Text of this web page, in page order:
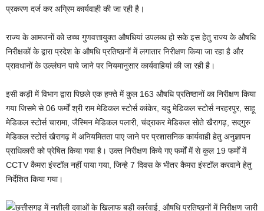
प्रकरण दर्ज कर अग्रिम कार्यवाही की जा रही है।
राज्य के आमजनों को उच्च गुणवत्तायुक्त औषधियां उपलब्ध हो सके इस हेतु राज्य के औषधि
निरीक्षकों के द्वारा प्रदेश के औषधि प्रतिष्ठानों में लगातार निरीक्षण किया जा रहा है और
प्रावधानों के उल्लंघन पाये जाने पर नियमानुसार कार्यवाहियां की जा रही है।
इसी कड़ी में विभाग द्वारा पिछले एक हफ्ते में कुल 163 औषधि प्रतिष्ठानों का निरीक्षण किया
गया जिसमे से 06 फर्मों श्री राम मेडिकल स्टोर्स कांकेर, यदु मेडिकल स्टोर्स नरहरपुर, साहू
मेडिकल स्टोर्स चारामा, जैस्मिन मेडिकल पलारी, चंद्राकर मेडिकल सोते खैरागढ़, सद्‌गुरु
मेडिकल स्टोर्स खैरागढ़ में अनियमितता पाए जाने पर प्रशासनिक कार्यवाही हेतु अनुज्ञापन
प्राधिकारी को प्रेषित किया गया है। उक्त निरीक्षण किये गए फर्मों में से कुल 19 फर्मों में
CCTV कैमरा इंस्टॉल नहीं पाया गया, जिन्हे 7 दिवस के भीतर कैमरा इंस्टॉल करवाने हेतु
निर्देशित किया गया।